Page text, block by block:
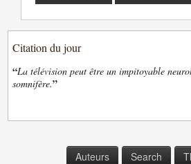
Citation du jour
“La télévision peut être un impitoyable
somnifère.”
Auteurs Search